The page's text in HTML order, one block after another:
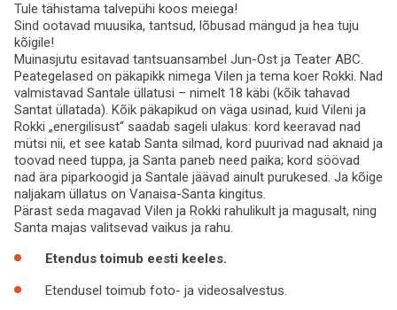
Tule tähistama talvepühi koos meiega!
Sind ootavad muusika, tantsud, lõbusad mängud ja hea tuju
kõigile!
Muinasjutu esitavad tantsuansambel Jun-Ost ja Teater ABC.
Peategelased on päkapikk nimega Vilen ja tema koer Rokki. Nad
valmistavad Santale üllatusi – nimelt 18 käbi (kõik tahavad
Santat üllatada). Kõik päkapikud on väga usinad, kuid Vileni ja
Rokki „energilisust“ saadab sageli ulakus: kord keeravad nad
mütsi nii, et see katab Santa silmad, kord puurivad nad aknaid ja
toovad need tuppa, ja Santa paneb need paika; kord söövad
nad ära piparkoogid ja Santale jäävad ainult purukesed. Ja kõige
naljakam üllatus on Vanaisa-Santa kingitus.
Pärast seda magavad Vilen ja Rokki rahulikult ja magusalt, ning
Santa majas valitsevad vaikus ja rahu.
Etendus toimub eesti keeles.
Etendusel toimub foto- ja videosalvestus.